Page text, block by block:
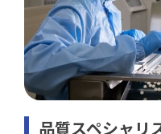
品質スペシャリ